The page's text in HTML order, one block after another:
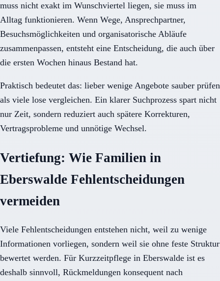
muss nicht exakt im Wunschviertel liegen, sie muss im
Alltag funktionieren. Wenn Wege, Ansprechpartner,
Besuchsmöglichkeiten und organisatorische Abläufe
zusammenpassen, entsteht eine Entscheidung, die auch über
die ersten Wochen hinaus Bestand hat.
Praktisch bedeutet das: lieber wenige Angebote sauber prüfen
als viele lose vergleichen. Ein klarer Suchprozess spart nicht
nur Zeit, sondern reduziert auch spätere Korrekturen,
Vertragsprobleme und unnötige Wechsel.
Vertiefung: Wie Familien in
Eberswalde Fehlentscheidungen
vermeiden
Viele Fehlentscheidungen entstehen nicht, weil zu wenige
Informationen vorliegen, sondern weil sie ohne feste Struktur
bewertet werden. Für Kurzzeitpflege in Eberswalde ist es
deshalb sinnvoll, Rückmeldungen konsequent nach